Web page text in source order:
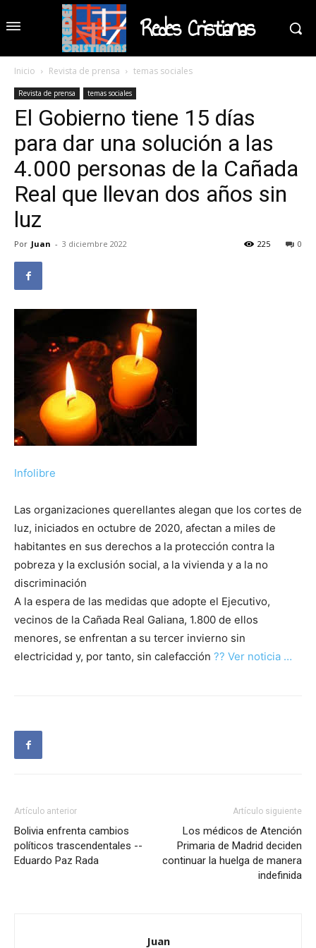
Redes Cristianas
Inicio Revista de prensa temas sociales
Revista de prensa temas sociales
El Gobierno tiene 15 días
para dar una solución a las
4.000 personas de la Cañada
Real que llevan dos años sin
luz
Por Juan - 3 diciembre 2022 0
225
Infolibre
Las organizaciones querellantes alegan que los cortes de
luz, iniciados en octubre de 2020, afectan a miles de
habitantes en sus derechos a la protección contra la
pobreza y la exclusión social, a la vivienda y a la no
discriminación
A la espera de las medidas que adopte el Ejecutivo,
vecinos de la Cañada Real Galiana, 1.800 de ellos
menores, se enfrentan a su tercer invierno sin
electricidad y, por tanto, sin calefacción ?? Ver noticia …
Artículo anterior
Bolivia enfrenta cambios
políticos trascendentales --
Eduardo Paz Rada
Artículo siguiente
Los médicos de Atención
Primaria de Madrid deciden
continuar la huelga de manera
indefinida
Juan